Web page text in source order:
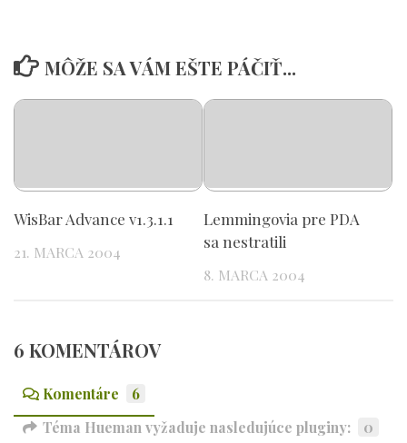
MÔŽE SA VÁM EŠTE PÁČIŤ...
WisBar Advance v1.3.1.1
21. MARCA 2004
Lemmingovia pre PDA
sa nestratili
8. MARCA 2004
6 KOMENTÁROV
Komentáre
6
Téma Hueman vyžaduje nasledujúce pluginy:
0